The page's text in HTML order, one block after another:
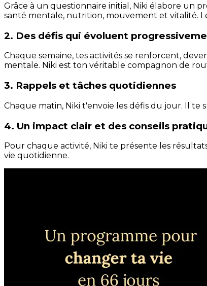
Grâce à un questionnaire initial, Niki élabore un
santé mentale, nutrition, mouvement et vitalité.
2. Des défis qui évoluent
Chaque semaine, tes activités se renforcent,
mentale. Niki est ton véritable compagnon de
3. Rappels et tâches quotidiennes
Chaque matin, Niki t'envoie les défis du jour. Il
4. Un impact clair et des conseils
Pour chaque activité, Niki te présente les
vie quotidienne.